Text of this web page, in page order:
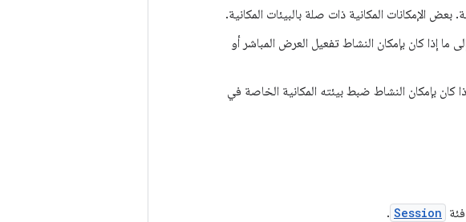
بعض الإمكانات المكانية ذات صلة بالبيئات المكانية.
ما إذا كان بإمكان النشاط تفعيل العرض المباشر أو
كان بإمكان النشاط ضبط بيئته المكانية الخاصة في
Session
.